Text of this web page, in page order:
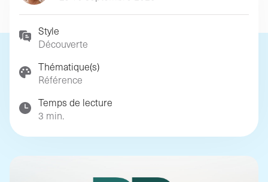
Notre
accompagnement
Notre
Style
Découverte
Thématique(s)
Référence
Temps de lecture
3 min.